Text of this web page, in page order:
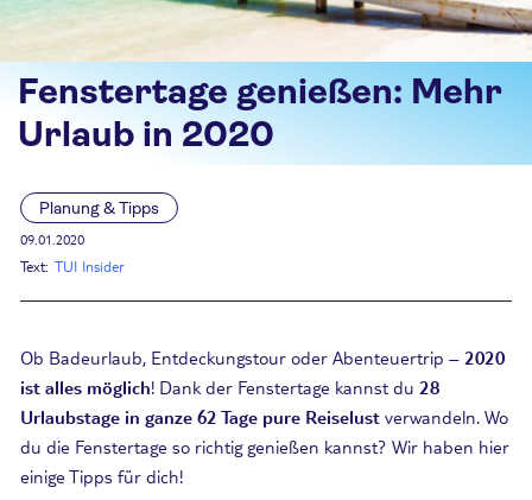
Fenstertage genießen: Mehr
Urlaub in 2020
Planung & Tipps
09.01.2020
Text: TUI Insider
Ob Badeurlaub, Entdeckungstour oder Abenteuertrip – 2020
ist alles möglich! Dank der Fenstertage kannst du 28
Urlaubstage in ganze 62 Tage pure Reiselust verwandeln. Wo
du die Fenstertage so richtig genießen kannst? Wir haben hier
einige Tipps für dich!